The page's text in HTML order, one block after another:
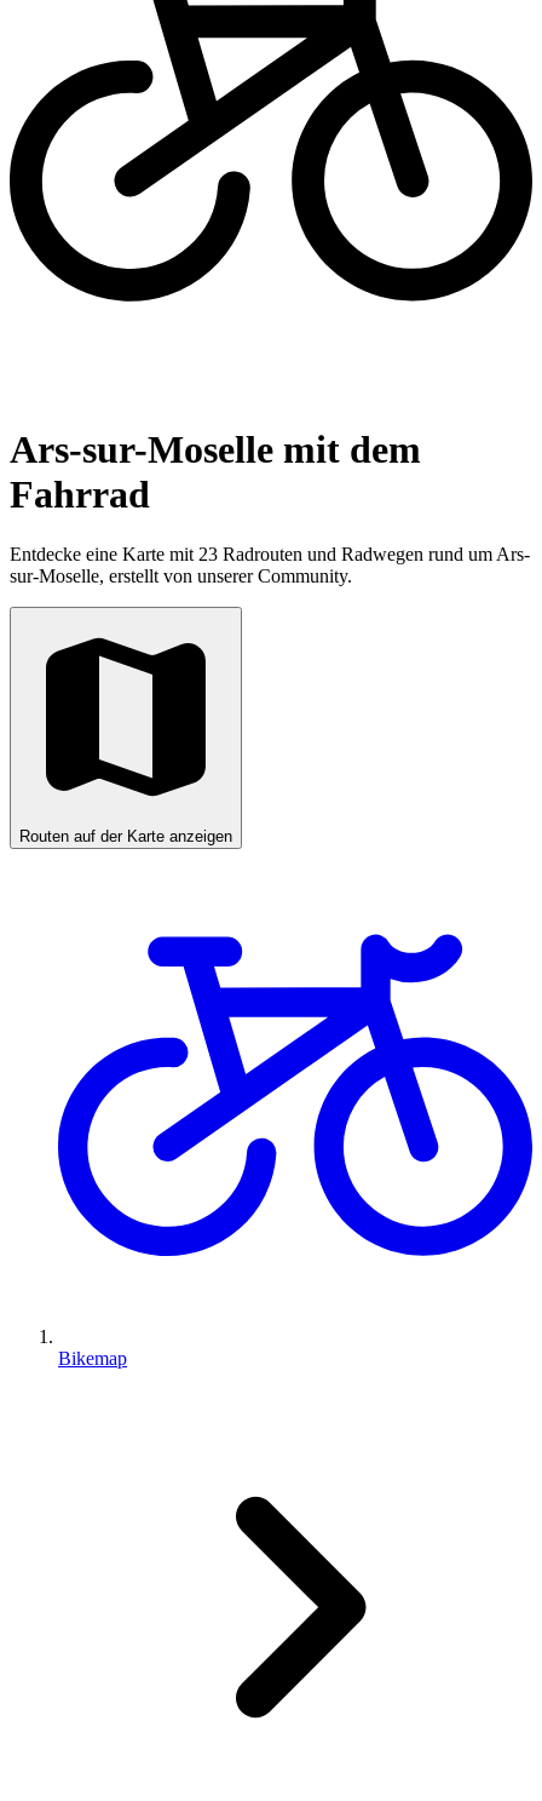
Ars-sur-Moselle mit dem
Fahrrad
Entdecke eine Karte mit 23 Radrouten und Radwegen rund um Ars-
sur-Moselle, erstellt von unserer Community.
Routen auf der Karte anzeigen
Bikemap